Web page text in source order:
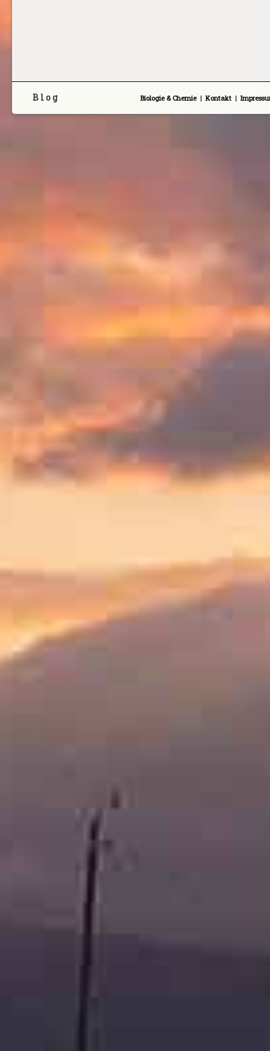
B l o g Biologie & Chemie| Kontakt |